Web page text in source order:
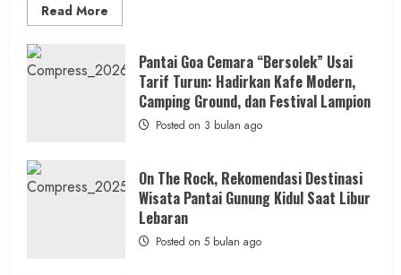
Hiburan Music
Dua Lagu Karya Pangdam VI/Mulawarman
Jadi Ikon Kompetisi Menyanyi HUT ke-81 RI
Read More
more
ROCK
Gunungkidul
Hadirkan
Konsep
Baru,
Padukan
Wisata
Kekinian
Pantai Goa Cemara “Bersolek” Usai
Tarif Turun: Hadirkan Kafe Modern,
Camping Ground, dan Festival Lampion
Posted on 3 bulan ago
On The Rock, Rekomendasi Destinasi
Wisata Pantai Gunung Kidul Saat Libur
Lebaran
Posted on 5 bulan ago